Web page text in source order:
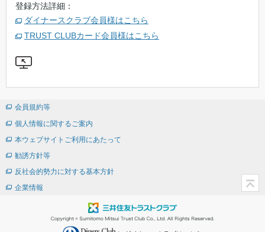
登録方法詳細：
ダイナースクラブ会員様はこちら
TRUST CLUBカード会員様はこちら
会員規約等
個人情報に関するご案内
本ウェブサイトご利用にあたって
勧誘方針等
反社会的勢力に対する基本方針
企業情報